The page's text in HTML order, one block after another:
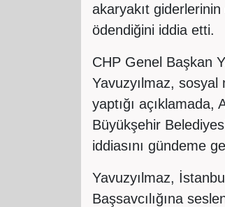
akaryakıt
ödendiğini iddia etti.
CHP Genel Başkan
Yavuzyılmaz, sosyal
yaptığı açıklamada,
Büyükşehir
iddiasını gündeme
Yavuzyılmaz,
Başsavcılığına